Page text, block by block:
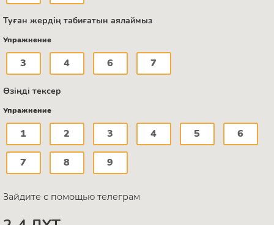
Туған жердің табиғатын аялаймыз
Упражнение
3 4 6 7
Өзіңді тексер
Упражнение
1 2 3 4 5 6
7 8 9
Зайдите с помощью телеграм